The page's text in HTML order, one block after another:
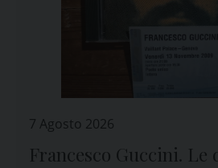
7 Agosto 2026
Francesco Guccini. Le